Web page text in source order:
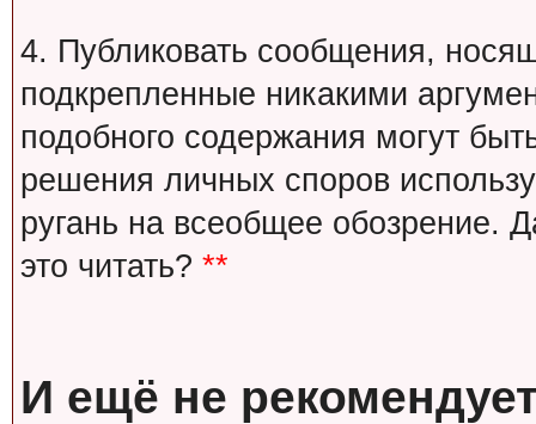
4. Публиковать сообщения,
подкрепленные никакими
подобного содержания могут
решения личных споров
ругань на всеобщее обозрение.
это читать? **
И ещё не